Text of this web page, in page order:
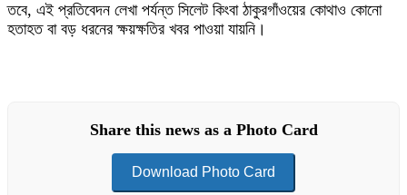
তবে, এই প্রতিবেদন লেখা পর্যন্ত সিলেট কিংবা ঠাকুরগাঁওয়ের কোথাও কোনো
হতাহত বা বড় ধরনের ক্ষয়ক্ষতির খবর পাওয়া যায়নি।
Share this news as a Photo Card
Download Photo Card